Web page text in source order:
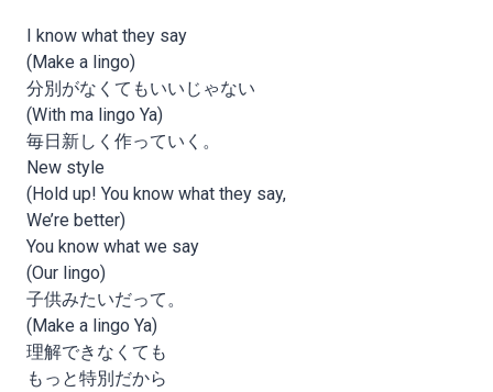
I know what they say
(Make a lingo)
分別がなくてもいいじゃない
(With ma lingo Ya)
毎日新しく作っていく。
New style
(Hold up! You know what they say,
We’re better)
You know what we say
(Our lingo)
子供みたいだって。
(Make a lingo Ya)
理解できなくても
もっと特別だから